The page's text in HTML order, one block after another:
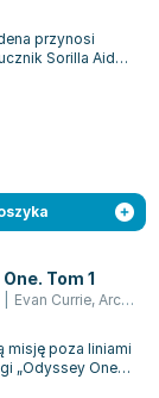
przynosi
Sorilla Aida,
Tom 1
Evan Currie, Archangel One
misję poza liniami
„Odyssey One”.